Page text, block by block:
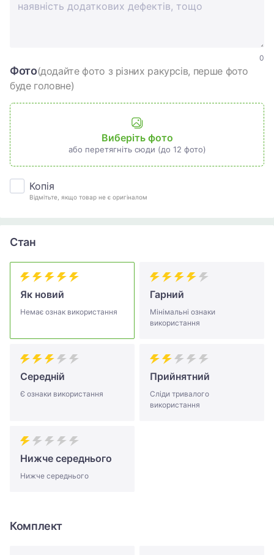
0
Фото(додайте фото з різних ракурсів, перше фото
буде головне)
Виберіть фото
або перетягніть сюди (до 12 фото)
Копія
Відмітьте, якщо товар не є оригіналом
Стан
Як новий
Немає ознак використання
Гарний
Мінімальні ознаки
використання
Середній
Є ознаки використання
Прийнятний
Сліди тривалого
використання
Нижче середнього
Нижче середнього
Комплект